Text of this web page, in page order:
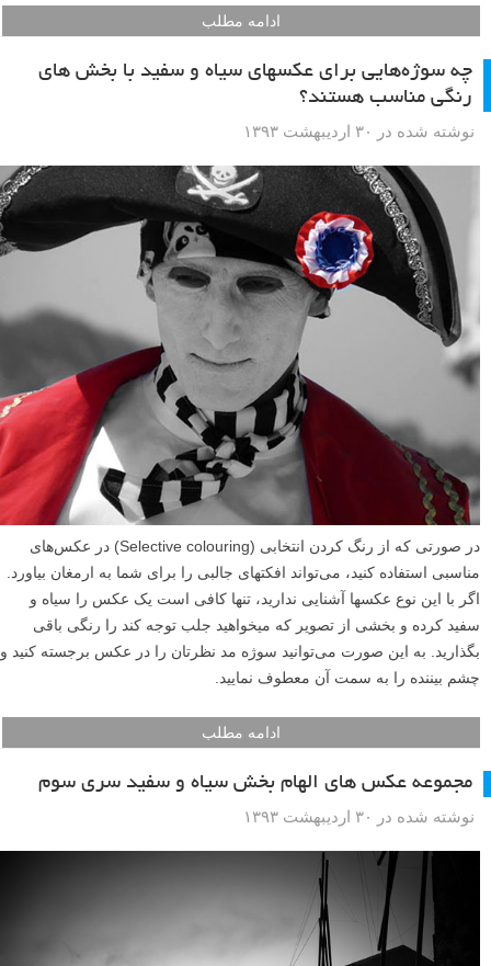
ادامه مطلب
چه سوژه‌هایی برای عکسهای سیاه و سفید با بخش های
رنگی مناسب هستند؟
نوشته شده در ۳۰ اردیبهشت ۱۳۹۳
در صورتی که از رنگ کردن انتخابی (Selective colouring) در عکس‌های
مناسبی استفاده کنید، می‌تواند افکتهای جالبی را برای شما به ارمغان بیاورد.
اگر با این نوع عکسها آشنایی ندارید، تنها کافی است یک عکس را سیاه و
سفید کرده و بخشی از تصویر که میخواهید جلب توجه کند را رنگی باقی
بگذارید. به این صورت می‌‌توانید سوژه مد نظرتان را در عکس برجسته کنید و
چشم بیننده را به سمت آن معطوف نمایید.
ادامه مطلب
مجموعه عکس های الهام بخش سیاه و سفید سری سوم
نوشته شده در ۳۰ اردیبهشت ۱۳۹۳